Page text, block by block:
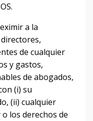
a la
de cualquier
y gastos,
de abogados,
(i) su
(ii) cualquier
los derechos de